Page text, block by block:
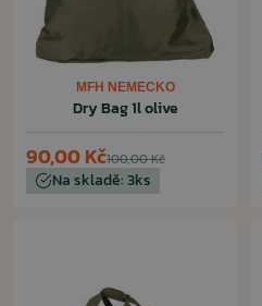
MFH NEMECKO
Dry Bag 1l olive
100,00 Kč
90,00 Kč
Na skladě: 3ks